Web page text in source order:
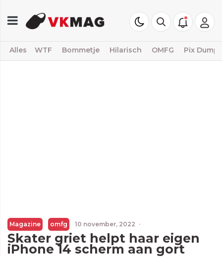
Alles WTF Bommetje Hilarisch OMFG Pix Dump
Magazine omfg 10 november, 2022 ·
Skater griet helpt haar eigen
iPhone 14 scherm aan gort